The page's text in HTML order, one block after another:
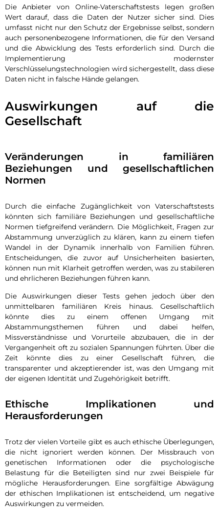
Die Anbieter von Online-Vaterschaftstests legen großen
Wert darauf, dass die Daten der Nutzer sicher sind. Dies
umfasst nicht nur den Schutz der Ergebnisse selbst, sondern
auch personenbezogene Informationen, die für den Versand
und die Abwicklung des Tests erforderlich sind. Durch die
Implementierung modernster
Verschlüsselungstechnologien wird sichergestellt, dass diese
Daten nicht in falsche Hände gelangen.
Auswirkungen auf die
Gesellschaft
Veränderungen in familiären
Beziehungen und gesellschaftlichen
Normen
Durch die einfache Zugänglichkeit von Vaterschaftstests
könnten sich familiäre Beziehungen und gesellschaftliche
Normen tiefgreifend verändern. Die Möglichkeit, Fragen zur
Abstammung unverzüglich zu klären, kann zu einem tiefen
Wandel in der Dynamik innerhalb von Familien führen.
Entscheidungen, die zuvor auf Unsicherheiten basierten,
können nun mit Klarheit getroffen werden, was zu stabileren
und ehrlicheren Beziehungen führen kann.
Die Auswirkungen dieser Tests gehen jedoch über den
unmittelbaren familiären Kreis hinaus. Gesellschaftlich
könnte dies zu einem offenen Umgang mit
Abstammungsthemen führen und dabei helfen,
Missverständnisse und Vorurteile abzubauen, die in der
Vergangenheit oft zu sozialen Spannungen führten. Über die
Zeit könnte dies zu einer Gesellschaft führen, die
transparenter und akzeptierender ist, was den Umgang mit
der eigenen Identität und Zugehörigkeit betrifft.
Ethische Implikationen und
Herausforderungen
Trotz der vielen Vorteile gibt es auch ethische Überlegungen,
die nicht ignoriert werden können. Der Missbrauch von
genetischen Informationen oder die psychologische
Belastung für die Beteiligten sind nur zwei Beispiele für
mögliche Herausforderungen. Eine sorgfältige Abwägung
der ethischen Implikationen ist entscheidend, um negative
Auswirkungen zu vermeiden.